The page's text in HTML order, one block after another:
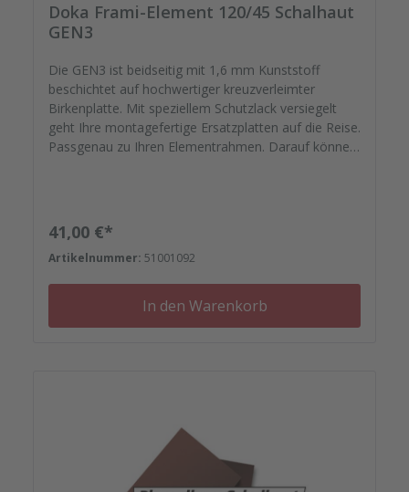
Doka Frami-Element 120/45 Schalhaut
GEN3
Die GEN3 ist beidseitig mit 1,6 mm Kunststoff
beschichtet auf hochwertiger kreuzverleimter
Birkenplatte. Mit speziellem Schutzlack versiegelt
geht Ihre montagefertige Ersatzplatten auf die Reise.
Passgenau zu Ihren Elementrahmen. Darauf können
Kunststoffeinsätzen bis zu
Reparaturplättchen.Variante 2 - Neu mit Fräsung für
Feldankerschutz (00096731) und Eckankerschutz
(00096730) Ankerschutz und Stopfen sind nicht
Regulärer Preis:
41,00 €*
Artikelnummer: 51001092
In den Warenkorb